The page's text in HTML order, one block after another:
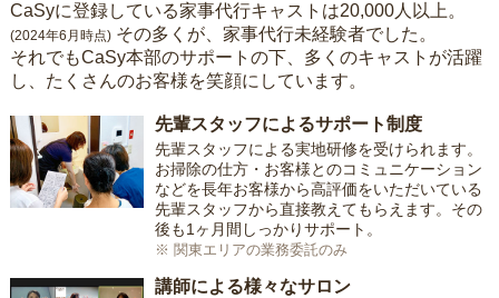
CaSyに登録している家事代行キャストは20,000人以上。
(2024年6月時点) その多くが、家事代行未経験者でした。
それでもCaSy本部のサポートの下、多くのキャストが活躍
し、たくさんのお客様を笑顔にしています。
先輩スタッフによるサポート制度
先輩スタッフによる実地研修を受けられます。
お掃除の仕方・お客様とのコミュニケーション
などを長年お客様から高評価をいただいている
先輩スタッフから直接教えてもらえます。その
後も1ヶ月間しっかりサポート。
※ 関東エリアの業務委託のみ
講師による様々なサロン